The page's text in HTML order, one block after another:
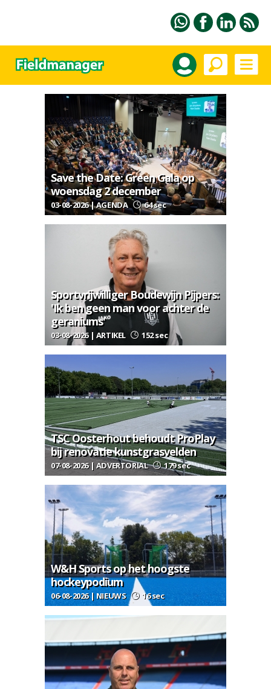
Save the Date: Green Gala op
woensdag 2 december
03-08-2026 | AGENDA 64 sec
Sportvrijwilliger Boudewijn Pijpers:
'Ik ben geen man voor achter de
geraniums'
03-08-2026 | ARTIKEL 152 sec
TSC Oosterhout behoudt ProPlay
bij renovatie kunstgrasvelden
07-08-2026 | ADVERTORIAL 179 sec
W&H Sports op het hoogste
hockeypodium
06-08-2026 | NIEUWS 16 sec